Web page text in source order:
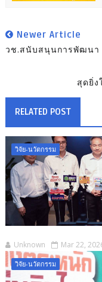
Newer Article
วช.สนับสนุนการพัฒนา
สุดยิ่
RELATED POST
วิจัย-นวัตกรรม
Unknown Mar 22,
วิจัย-นวัตกรรม